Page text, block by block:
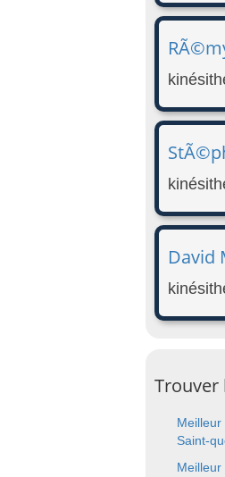
David
Trouver
Meilleur
Saint-
Meilleur